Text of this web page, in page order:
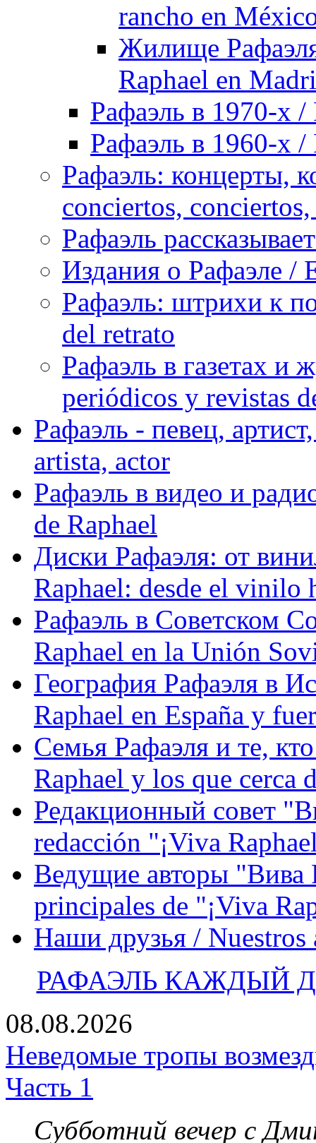
rancho en
Жилище
Raphael en
Рафаэль в 1970-х /
Рафаэль в 1960-х /
Рафаэль: концерты,
conciertos,
Рафаэль
Издания о Рафаэле /
Рафаэль: штрихи к
del retrato
Рафаэль в газетах и
periódicos y revistas
Рафаэль - певец,
artista, actor
Рафаэль в видео и
de Raphael
Диски Рафаэля: от
Raphael: desde el vinilo
Рафаэль в Советском
Raphael en la Unión
География Рафаэля в
Raphael en España y
Семья Рафаэля и те,
Raphael y los que cerca
Редакционный совет
redacción "¡Viva
Ведущие авторы "Вива
principales de "¡Viva
Наши друзья / Nuestros
РАФАЭЛЬ КАЖДЫЙ
08.08.2026
Неведомые тропы
Часть 1
Субботний вечер с